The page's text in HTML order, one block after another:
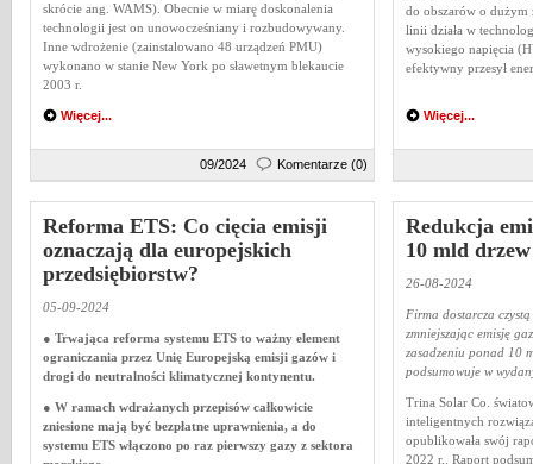
skrócie ang. WAMS). Obecnie w miarę doskonalenia
technologii jest on unowocześniany i rozbudowywany.
Inne wdrożenie (zainstalowano 48 urządzeń PMU)
wykonano w stanie New York po sławetnym blekaucie
2003 r.
Więcej...
09/2024 Komentarze (0)
do obszarów o dużym
linii działa w
wysokiego napięcia
efektywny przesył
Więcej...
Reforma ETS: Co cięcia emisji
oznaczają dla europejskich
przedsiębiorstw?
05-09-2024
● Trwająca reforma systemu ETS to ważny element
ograniczania przez Unię Europejską emisji gazów i
drogi do neutralności klimatycznej kontynentu.
● W ramach wdrażanych przepisów całkowicie
zniesione mają być bezpłatne uprawnienia, a do
systemu ETS włączono po raz pierwszy gazy z sektora
Redukcja
10 mld drzew
26-08-2024
Firma dostarcza
zmniejszając emisję
zasadzeniu ponad 10
podsumowuje w
Trina Solar Co.
inteligentnych
opublikowała swój
2022 r.. Raport